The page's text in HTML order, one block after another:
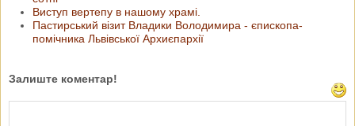
Виступ вертепу в нашому храмі.
Пастирський візит Владики Володимира - єпископа-
помічника Львівської Архиєпархії
Залиште коментар!